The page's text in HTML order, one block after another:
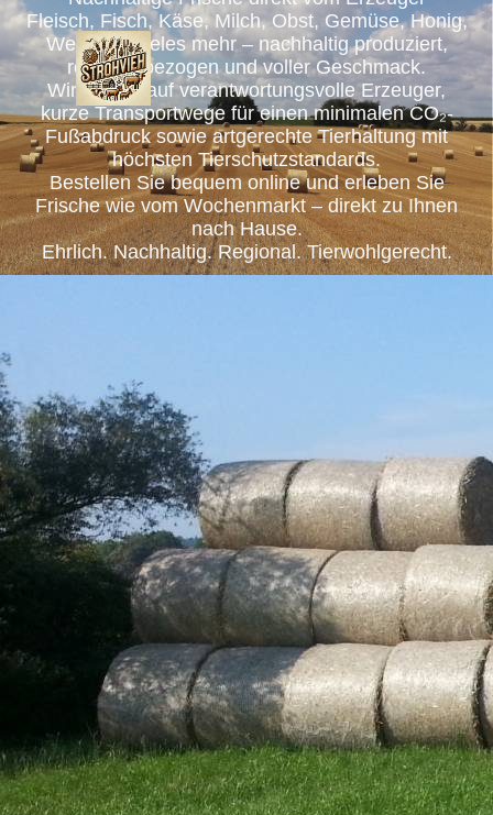
Fleisch, Fisch, Käse, Milch, Obst, Gemüse, Honig,
Wein und vieles mehr – nachhaltig produziert,
regional bezogen und voller Geschmack.
Wir setzen auf verantwortungsvolle Erzeuger,
kurze Transportwege für einen minimalen CO₂-
Fußabdruck sowie artgerechte Tierhaltung mit
höchsten Tierschutzstandards.
Bestellen Sie bequem online und erleben Sie
Frische wie vom Wochenmarkt – direkt zu Ihnen
nach Hause.
Ehrlich. Nachhaltig. Regional. Tierwohlgerecht.